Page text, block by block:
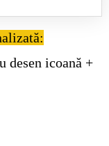
desen icoană +